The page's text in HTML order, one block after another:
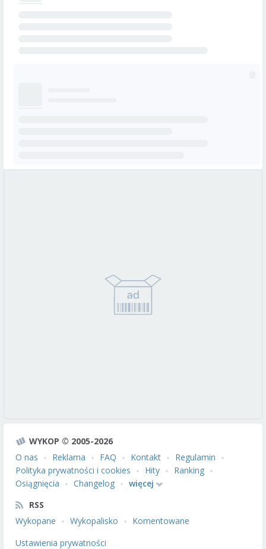
WYKOP © 2005-2026
O nas
Reklama FAQ Kontakt
Regulamin
Polityka prywatności i cookies
Hity
Ranking
Osiągnięcia
Changelog
więcej
RSS
Wykopane
Wykopalisko
Komentowane
Ustawienia prywatności